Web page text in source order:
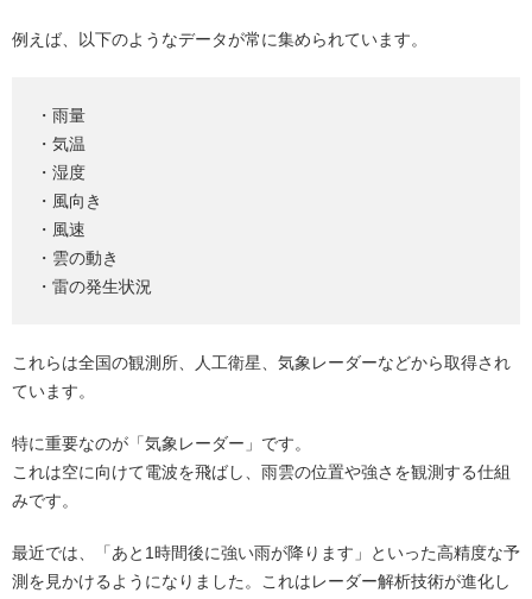
例えば、以下のようなデータが常に集められています。
・雨量
・気温
・湿度
・風向き
・風速
・雲の動き
・雷の発生状況
これらは全国の観測所、人工衛星、気象レーダーなどから取得され
ています。
特に重要なのが「気象レーダー」です。
これは空に向けて電波を飛ばし、雨雲の位置や強さを観測する仕組
みです。
最近では、「あと1時間後に強い雨が降ります」といった高精度な予
測を見かけるようになりました。これはレーダー解析技術が進化し